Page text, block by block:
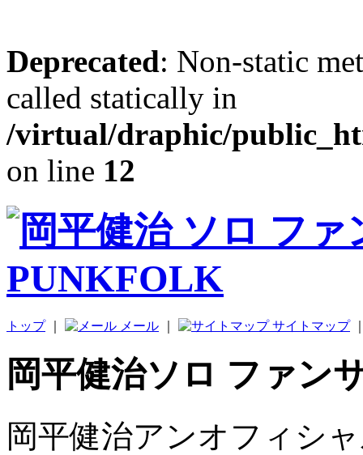
Deprecated: Non-static
called statically in
/virtual/draphic/
on line 12
トップ｜ メール サイトマップ
岡平健治ソロ ファン
岡平健治アンオフィシ